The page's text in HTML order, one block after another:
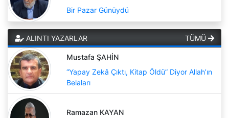
Bir Pazar Günüydü
ALINTI YAZARLAR TÜMÜ
Mustafa ŞAHİN
“Yapay Zekâ Çıktı, Kitap Öldü” Diyor Allah’ın
Belaları
Ramazan KAYAN